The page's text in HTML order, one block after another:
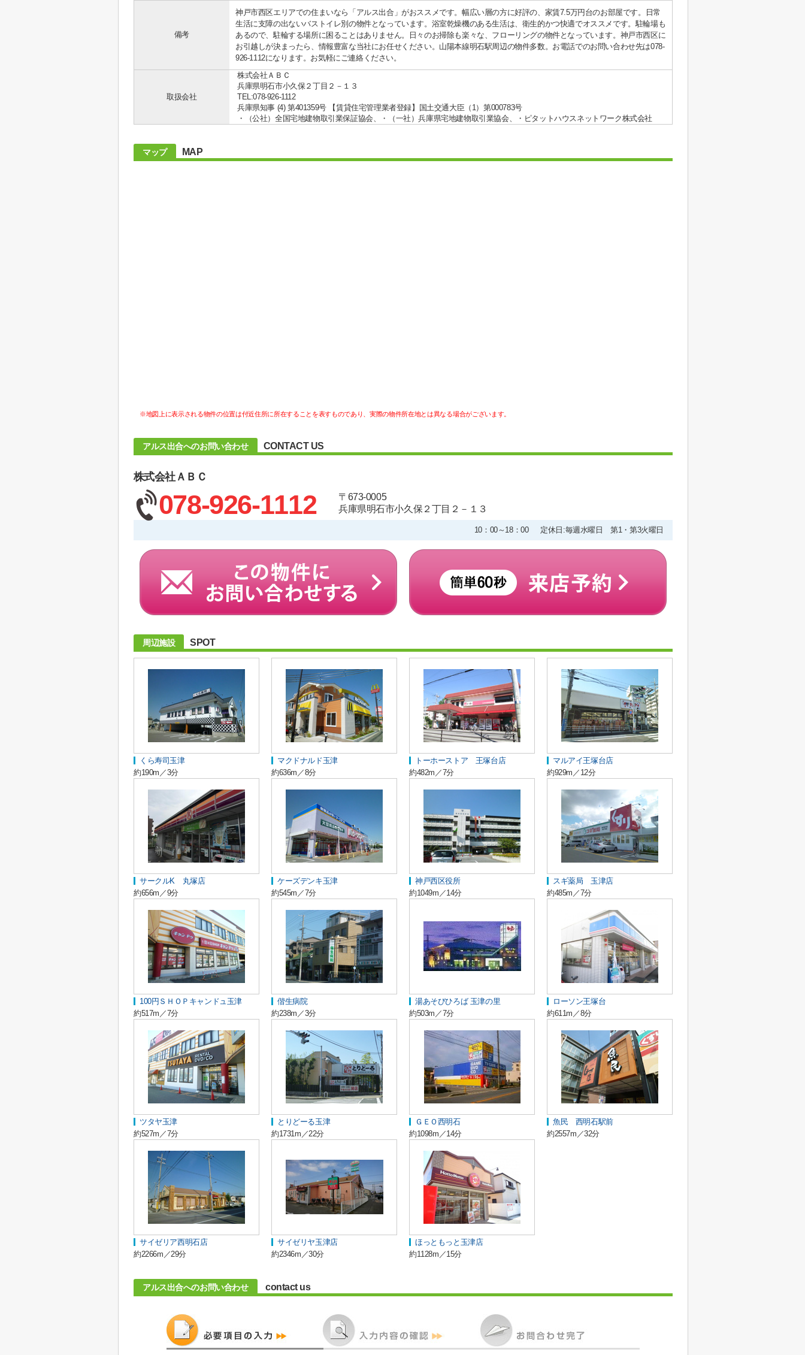
備考
神戸市西区エリアでの住まいなら「アルス出合」がおススメです。幅広い層の方に好評の、家賃7.5万円台のお部屋です。日常
生活に支障の出ないバストイレ別の物件となっています。浴室乾燥機のある生活は、衛生的かつ快適でオススメです。駐輪場も
あるので、駐輪する場所に困ることはありません。日々のお掃除も楽々な、フローリングの物件となっています。神戸市西区に
お引越しが決まったら、情報豊富な当社にお任せください。山陽本線明石駅周辺の物件多数。お電話でのお問い合わせ先は078-
926-1112になります。お気軽にご連絡ください。
取扱会社
株式会社ＡＢＣ
兵庫県明石市小久保２丁目２－１３
TEL:078-926-1112
兵庫県知事 (4) 第401359号 【賃貸住宅管理業者登録】国土交通大臣（1）第000783号
・（公社）全国宅地建物取引業保証協会、・（一社）兵庫県宅地建物取引業協会、・ピタットハウスネットワーク株式会社
マップ MAP
※地図上に表示される物件の位置は付近住所に所在することを表すものであり、実際の物件所在地とは異なる場合がございます。
アルス出合へのお問い合わせ CONTACT US
株式会社ＡＢＣ
078-926-1112
〒673-0005
兵庫県明石市小久保２丁目２－１３
10：00～18：00 定休日:毎週水曜日 第1・第3火曜日
周辺施設 SPOT
くら寿司玉津
約190m／3分
マクドナルド玉津
約636m／8分
トーホーストア 王塚台店
約482m／7分
マルアイ王塚台店
約929m／12分
サークルK 丸塚店
約656m／9分
ケーズデンキ玉津
約545m／7分
神戸西区役所
約1049m／14分
スギ薬局 玉津店
約485m／7分
100円ＳＨＯＰキャンドュ玉津
約517m／7分
偕生病院
約238m／3分
湯あそびひろば 玉津の里
約503m／7分
ローソン王塚台
約611m／8分
ツタヤ玉津
約527m／7分
とりどーる玉津
約1731m／22分
ＧＥＯ西明石
約1098m／14分
魚民 西明石駅前
約2557m／32分
サイゼリア西明石店
約2266m／29分
サイゼリヤ玉津店
約2346m／30分
ほっともっと玉津店
約1128m／15分
アルス出合へのお問い合わせ contact us